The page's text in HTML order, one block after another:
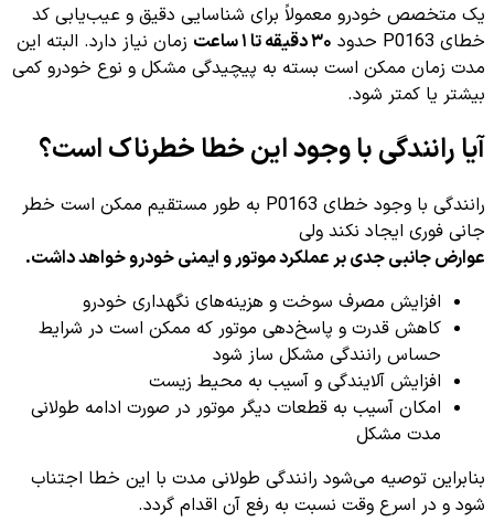
یک متخصص خودرو معمولاً برای شناسایی دقیق و عیب‌یابی کد
خطای P0163 حدود
۳۰ دقیقه تا ۱ ساعت
زمان نیاز دارد. البته این
مدت زمان ممکن است بسته به پیچیدگی مشکل و نوع خودرو کمی
بیشتر یا کمتر شود.
آیا رانندگی با وجود این خطا خطرناک است؟
رانندگی با وجود خطای P0163 به طور مستقیم ممکن است خطر
جانی فوری ایجاد نکند ولی
عوارض جانبی جدی بر عملکرد موتور و ایمنی خودرو خواهد داشت.
افزایش مصرف سوخت و هزینه‌های نگهداری خودرو
کاهش قدرت و پاسخ‌دهی موتور که ممکن است در شرایط
حساس رانندگی مشکل ساز شود
افزایش آلایندگی و آسیب به محیط زیست
امکان آسیب به قطعات دیگر موتور در صورت ادامه طولانی
مدت مشکل
بنابراین توصیه می‌شود رانندگی طولانی مدت با این خطا اجتناب
شود و در اسرع وقت نسبت به رفع آن اقدام گردد.